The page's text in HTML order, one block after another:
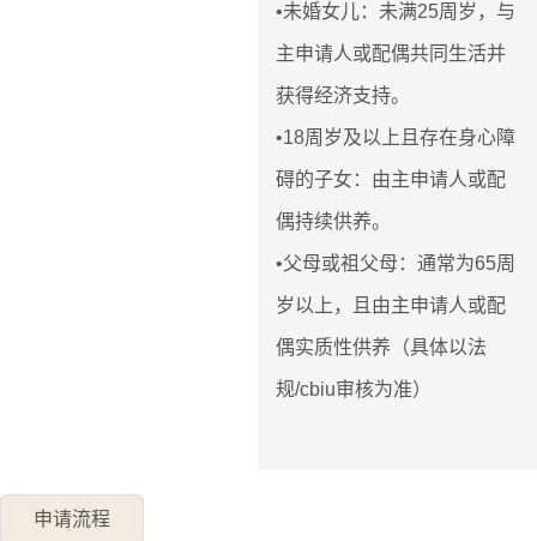
•未婚女儿：未满25周岁，与
主申请人或配偶共同生活并
获得经济支持。
•18周岁及以上且存在身心障
碍的子女：由主申请人或配
偶持续供养。
•父母或祖父母：通常为65周
岁以上，且由主申请人或配
偶实质性供养（具体以法
规/cbiu审核为准）
申请流程